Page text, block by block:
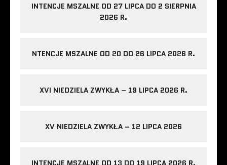
INTENCJE MSZALNE OD 27 LIPCA DO 2 SIERPNIA
2026 R.
NTENCJE MSZALNE OD 20 DO 26 LIPCA 2026 R.
XVI NIEDZIELA ZWYKŁA – 19 LIPCA 2026 R.
XV NIEDZIELA ZWYKŁA – 12 LIPCA 2026
INTENCJE MSZALNE OD 13 DO 19 LIPCA 2026 R.